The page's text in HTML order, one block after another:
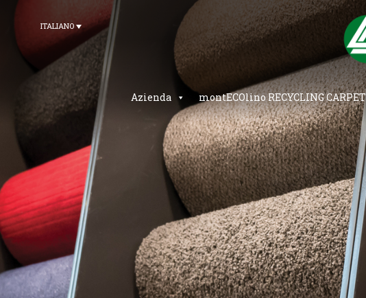
ITALIANO
Azienda montECOlino RECYCLING CARPET